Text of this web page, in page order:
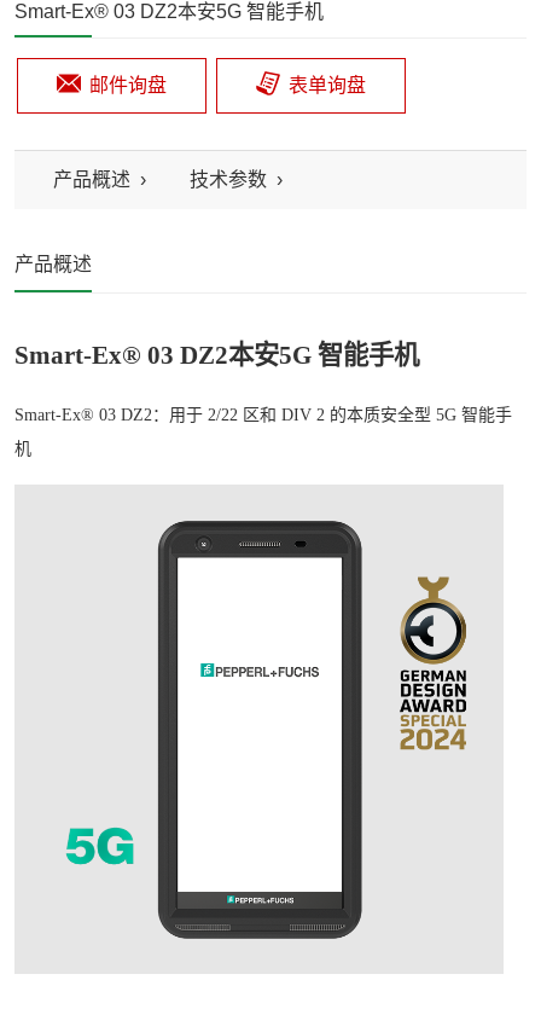
Smart-Ex® 03 DZ2本安5G 智能手机
邮件询盘 表单询盘
产品概述 技术参数
产品概述
Smart-Ex® 03 DZ2本安5G 智能手机
Smart-Ex® 03 DZ2：用于 2/22 区和 DIV 2 的本质安全型 5G 智能手
机